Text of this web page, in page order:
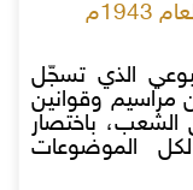
الذي تسجّل
وقوانين
باختصار
الموضوعات